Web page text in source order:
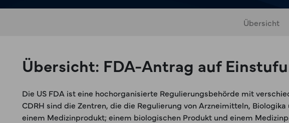
Übersicht
Übersicht: FDA-Antrag auf
Die US FDA ist eine hochorganisierte Regulierungsbehörde mit
CDRH sind die Zentren, die die Regulierung von Arzneimitteln,
einem Medizinprodukt; einem biologischen Produkt und einem